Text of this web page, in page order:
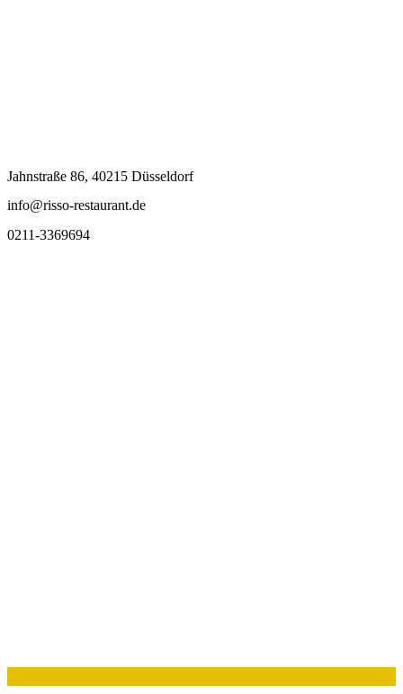
Jahnstraße 86, 40215 Düsseldorf
info@risso-restaurant.de
0211-3369694